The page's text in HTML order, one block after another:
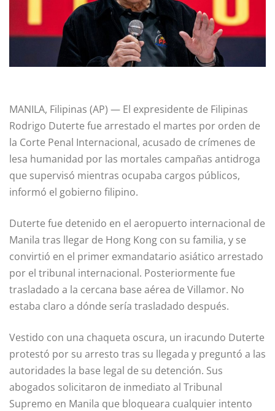
MANILA, Filipinas (AP) — El expresidente de Filipinas
Rodrigo Duterte fue arrestado el martes por orden de
la Corte Penal Internacional, acusado de crímenes de
lesa humanidad por las mortales campañas antidroga
que supervisó mientras ocupaba cargos públicos,
informó el gobierno filipino.
Duterte fue detenido en el aeropuerto internacional de
Manila tras llegar de Hong Kong con su familia, y se
convirtió en el primer exmandatario asiático arrestado
por el tribunal internacional. Posteriormente fue
trasladado a la cercana base aérea de Villamor. No
estaba claro a dónde sería trasladado después.
Vestido con una chaqueta oscura, un iracundo Duterte
protestó por su arresto tras su llegada y preguntó a las
autoridades la base legal de su detención. Sus
abogados solicitaron de inmediato al Tribunal
Supremo en Manila que bloqueara cualquier intento